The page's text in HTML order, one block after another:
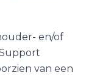
en/of
van een